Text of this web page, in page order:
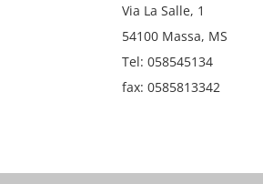
Via La Salle, 1
54100 Massa, MS
Tel: 058545134
fax: 0585813342